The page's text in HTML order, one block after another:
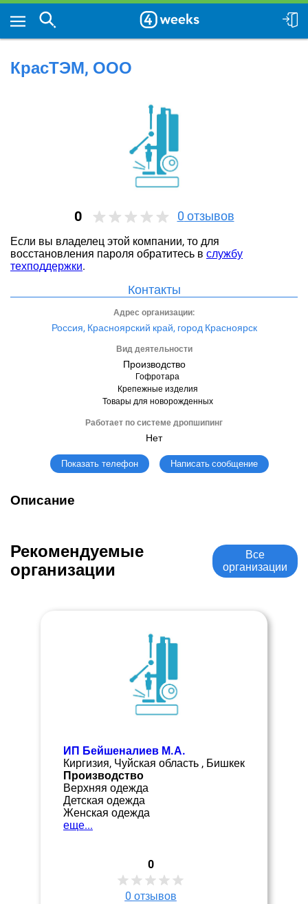
КрасТЭМ, ООО
0 0 отзывов
Если вы владелец этой компании, то для
восстановления пароля обратитесь в службу
техподдержки.
Контакты
Адрес организации:
Россия, Красноярский край, город Красноярск
Вид деятельности
Производство
Гофротара
Крепежные изделия
Товары для новорожденных
Работает по системе дропшипинг
Нет
Показать телефон Написать сообщение
Описание
Рекомендуемые
организации
Все
организации
ИП Бейшеналиев М.А.
Киргизия, Чуйская область , Бишкек
Производство
Верхняя одежда
Детская одежда
Женская одежда
еще...
0
0 отзывов